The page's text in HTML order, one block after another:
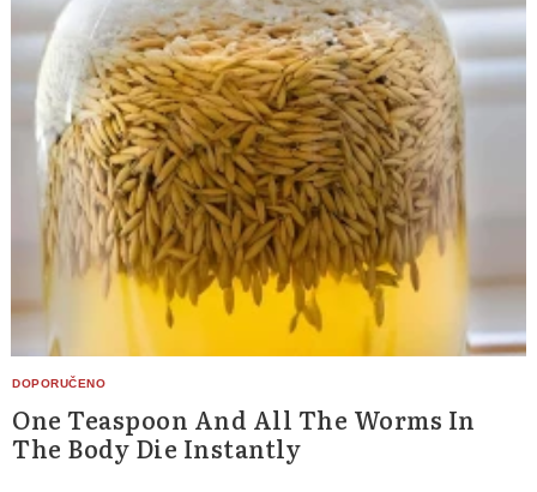
One Teaspoon And All The Worms In
The Body Die Instantly